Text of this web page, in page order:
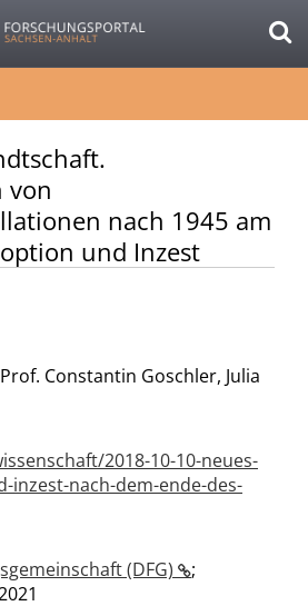
von
nach 1945 am
und Inzest
Constantin Goschler, Julia
2018-10-10-neues-
inzest-nach-dem-ende-des-
(DFG)
;